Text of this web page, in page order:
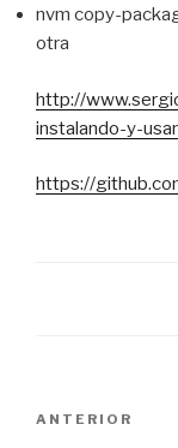
nvm copy-
otra
http://
instalando-y-
https://
Entrada
ANTERIOR